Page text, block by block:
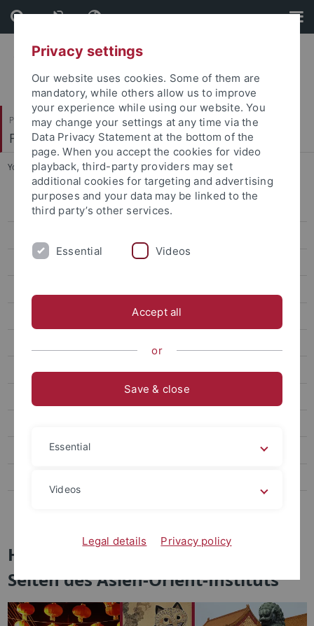
Skip
to
content
Skip
to
footer
Philosophische Fakultät
Fachbereich Asien-Orient-Wissenschaften
You are here: Startseite ... Asien-Orient-Wissenschaften
Aktuelles
Indologie
Sinologie
Gleichstellung
Herzlich willkommen auf den
Seiten des Asien-Orient-Instituts
Privacy settings
Our website uses cookies. Some of them are
mandatory, while others allow us to improve
your experience while using our website. You
may change your settings at any time via the
Data Privacy Statement at the bottom of the
page. When you accept the cookies for video
playback, third-party providers may set
additional cookies for targeting and advertising
purposes and your data may be linked to the
third party’s other services.
Essential Videos
Accept all
or
Save & close
Essential
Videos
Legal details Privacy policy